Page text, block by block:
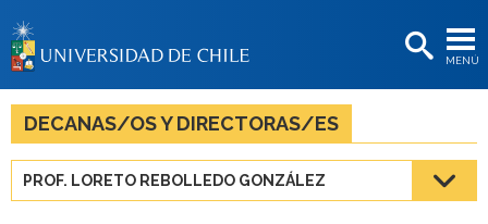
MENÚ
BIBLIOTECAS
LA UNIVERSIDAD
Estudiantes
DECANAS/OS Y DIRECTORAS/ES
PROF. LORETO REBOLLEDO GONZÁLEZ